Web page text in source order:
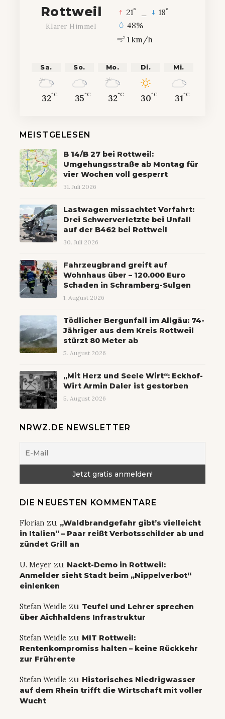
Rottweil
Klarer Himmel
21° 18°
48%
1 km/h
Sa.
32°C
So.
35°C
Mo.
32°C
Di.
30°C
Mi.
31°C
MEISTGELESEN
B 14/B 27 bei Rottweil:
Umgehungsstraße ab Montag für
vier Wochen voll gesperrt
31. Juli 2026
Lastwagen missachtet Vorfahrt:
Drei Schwerverletzte bei Unfall
auf der B462 bei Rottweil
30. Juli 2026
Fahrzeugbrand greift auf
Wohnhaus über – 120.000 Euro
Schaden in Schramberg-Sulgen
1. August 2026
Tödlicher Bergunfall im Allgäu: 74-
Jähriger aus dem Kreis Rottweil
stürzt 80 Meter ab
5. August 2026
„Mit Herz und Seele Wirt“: Eckhof-
Wirt Armin Daler ist gestorben
5. August 2026
NRWZ.DE NEWSLETTER
DIE NEUESTEN KOMMENTARE
Florian zu „Waldbrandgefahr gibt’s vielleicht
in Italien” – Paar reißt Verbotsschilder ab und
zündet Grill an
U. Meyer zu Nackt-Demo in Rottweil:
Anmelder sieht Stadt beim „Nippelverbot“
einlenken
Stefan Weidle zu Teufel und Lehrer sprechen
über Aichhaldens Infrastruktur
Stefan Weidle zu MIT Rottweil:
Rentenkompromiss halten – keine Rückkehr
zur Frührente
Stefan Weidle zu Historisches Niedrigwasser
auf dem Rhein trifft die Wirtschaft mit voller
Wucht